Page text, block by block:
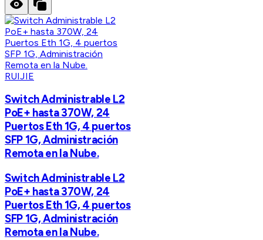
RUIJIE
Switch Administrable L2
PoE+ hasta 370W, 24
Puertos Eth 1G, 4 puertos
SFP 1G, Administración
Remota en la Nube.
Switch Administrable L2
PoE+ hasta 370W, 24
Puertos Eth 1G, 4 puertos
SFP 1G, Administración
Remota en la Nube.